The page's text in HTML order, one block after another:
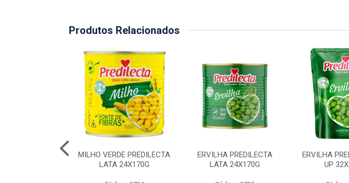
Produtos Relacionados
MILHO VERDE PREDILECTA
LATA 24X170G
ERVILHA PREDILECTA
LATA 24X170G
ERVILHA
UP